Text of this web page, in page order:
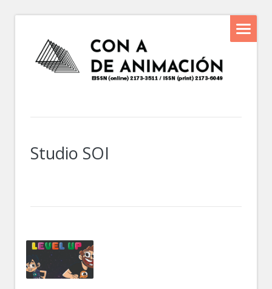
Studio SOI